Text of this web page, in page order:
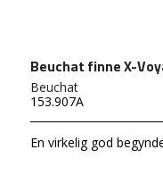
Beuchat finne X-
Beuchat
153.907A
En virkelig god